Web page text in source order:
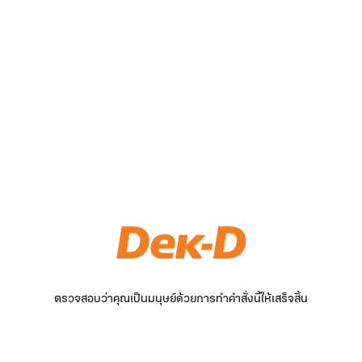
ตรวจสอบว่าคุณเป็นมนุษย์ด้วยการทำคำสั่งนี้ให้เสร็จสิ้น